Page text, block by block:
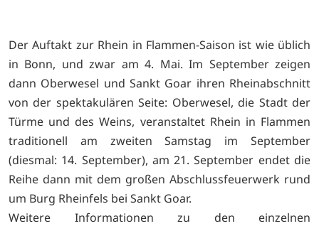
Der Auftakt zur Rhein in Flammen-Saison ist wie üblich
in Bonn, und zwar am 4. Mai. Im September zeigen
dann Oberwesel und Sankt Goar ihren Rheinabschnitt
von der spektakulären Seite: Oberwesel, die Stadt der
Türme und des Weins, veranstaltet Rhein in Flammen
traditionell am zweiten Samstag im September
(diesmal: 14. September), am 21. September endet die
Reihe dann mit dem großen Abschlussfeuerwerk rund
um Burg Rheinfels bei Sankt Goar.
Weitere Informationen zu den einzelnen